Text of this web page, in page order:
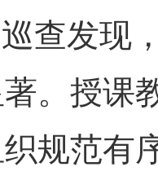
查发现
。授课
规范有